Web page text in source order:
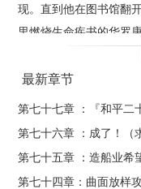
现。直到他在图书馆翻
里燃烧生命疾书的华罗
最新章节
第七十七章 ：『和平二
07
第七十六章 ：成了！（
第七十五章 ：造船业希
第七十四章：曲面放样